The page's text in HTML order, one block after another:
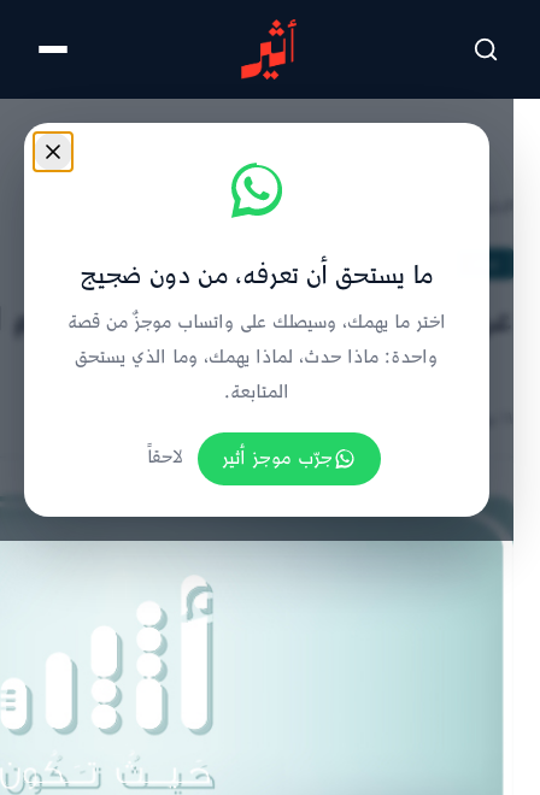
تخطى للمحتوى الرئيسي
عن روائي يرسم سماوته المقلوبة
ما يستحق أن تعرفه، من دون ضجيج
اختر ما يهمك، وسيصلك على واتساب موجزٌ من قصة
واحدة: ماذا حدث، لماذا يهمك، وما الذي يستحق
المتابعة.
جرّب موجز أثير
لاحقاً